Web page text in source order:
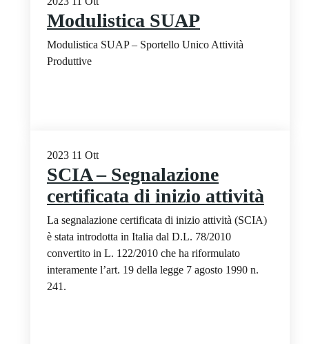
Modulistica SUAP
Modulistica SUAP – Sportello Unico Attività
Produttive
2023 11 Ott
SCIA – Segnalazione
certificata di inizio attività
La segnalazione certificata di inizio attività (SCIA)
è stata introdotta in Italia dal D.L. 78/2010
convertito in L. 122/2010 che ha riformulato
interamente l’art. 19 della legge 7 agosto 1990 n.
241.